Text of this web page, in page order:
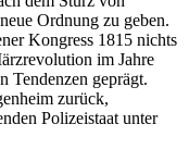
Ordnung zu geben.
Kongress 1815 nichts
im Jahre
Tendenzen geprägt.
zurück,
Polizeistaat unter